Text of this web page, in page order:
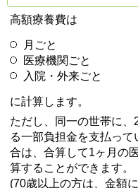
高額療養費は
月ごと
医療機関ごと
入院・外来ごと
に計算します。
ただし、同一の世帯に、
る一部負担金を支払って
合は、合算して1ヶ月の
算することができます。
(70歳以上の方は、金額